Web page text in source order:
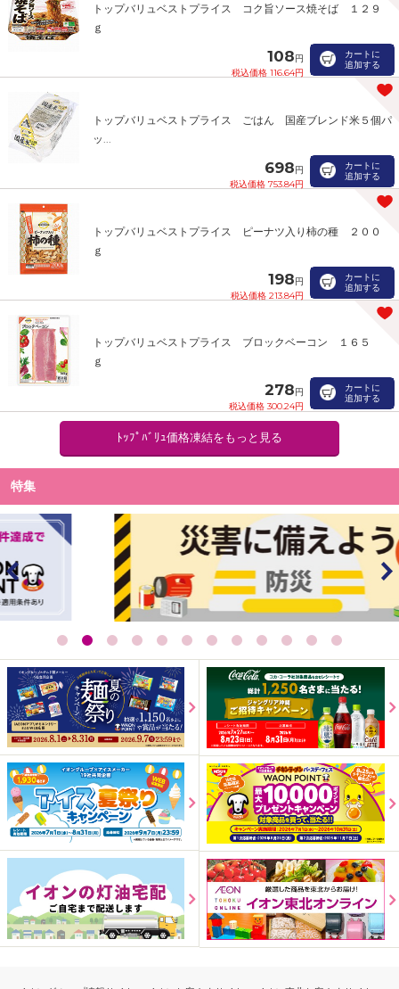
トップバリュベストプライス コク旨ソース焼そば １２９
ｇ
108円
税込価格 116.64円
カートに
追加する
トップバリュベストプライス ごはん 国産ブレンド米５個パ
ッ...
698円
税込価格 753.84円
カートに
追加する
トップバリュベストプライス ピーナツ入り柿の種 ２００
ｇ
198円
税込価格 213.84円
カートに
追加する
トップバリュベストプライス ブロックベーコン １６５
ｇ
278円
税込価格 300.24円
カートに
追加する
ﾄｯﾌﾟﾊﾞﾘｭ価格凍結をもっと見る
特集